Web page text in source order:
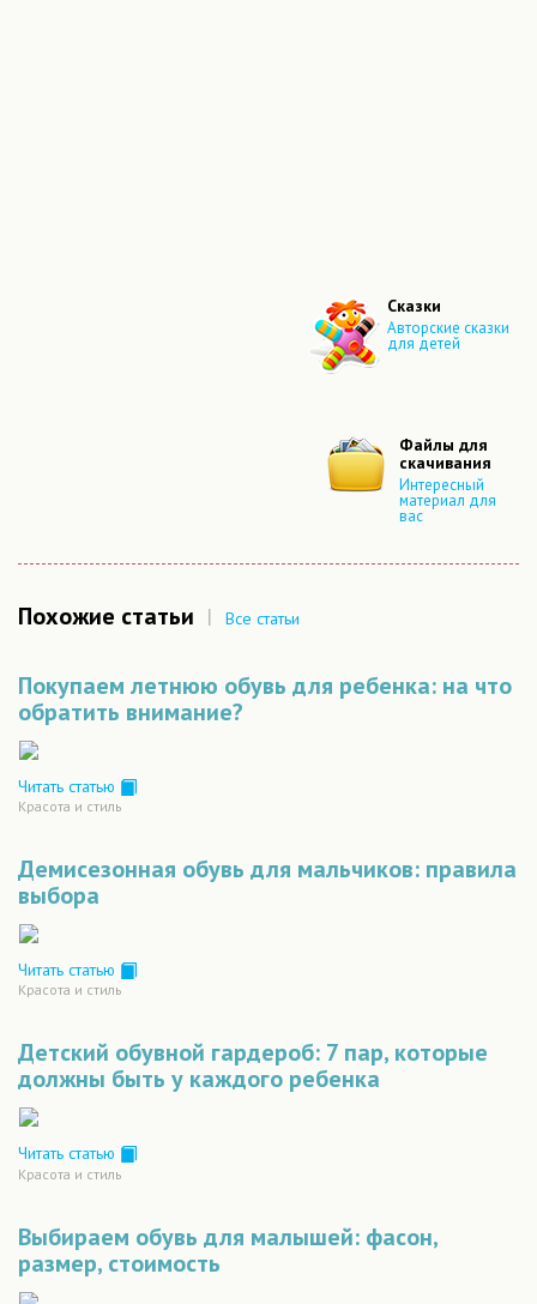
Сказки
Авторские сказки
для детей
Файлы для
скачивания
Интересный
материал для
вас
Похожие статьи | Все статьи
Покупаем летнюю обувь для ребенка: на что
обратить внимание?
Читать статью
Красота и стиль
Демисезонная обувь для мальчиков: правила
выбора
Читать статью
Красота и стиль
Детский обувной гардероб: 7 пар, которые
должны быть у каждого ребенка
Читать статью
Красота и стиль
Выбираем обувь для малышей: фасон,
размер, стоимость